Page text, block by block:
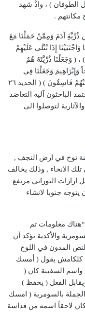
الطوفان ) ، واذْ شهد
مكانتهم .
ذُرِّيَّةِ آدَمَ وَمِمَّنْ حَمَلْنَا مَعَ
إِذَا تُتْلَى عَلَيْهِمْ
آيَاتُ الرَّحْمَن خَرُّوا سُجَّداً وَبُكِيّاً ) ( مريم ٥٨ ) ، ( وَجَعَلْنَا ذُرِّيَّتَهُ هُمُ
نُوحاً وَإِبْرَاهِيمَ وَجَعَلْنَا فِي
ذُرِّيَّتِهِمَا النُّبُوَّةَ وَالْكِتَابَ فَمِنْهُم مُّهْتَدٍ وَكَثِيرٌ مِّنْهُمْ فَاسِقُونَ ) ( الحديد ٢٦
الباحثون آلية التعاضد
لتوصلوا الى
نوح في ارض النجف ,
تلك الانحاء , وذلك يخالف
ارارات التوراتي مرتفع
يتوجه جنوبا لانشاء
معلومات تم
والأكدية تؤكد أن
المدون في اللوح
و ١٣٩ في ملحمة كلكامش يقول ( أمسك
واسم السفينة كان (
الفعل ( يحفظ )
بالسومرية ( امسك
لاحقاً اسمه من قداسة